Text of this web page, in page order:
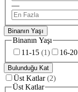
—
Binanın Yaşı
Binanın Yaşı
11-15 (1) 16-20
Bulunduğu Kat
Üst Katlar (2)
Üst Katlar